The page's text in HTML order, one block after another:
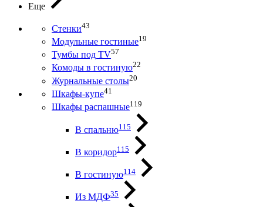
Еще
Стенки43
Модульные гостиные19
Тумбы под ТV57
Комоды в гостиную22
Журнальные столы20
Шкафы-купе41
Шкафы распашные119
В спальню115
В коридор115
В гостиную114
Из МДФ35